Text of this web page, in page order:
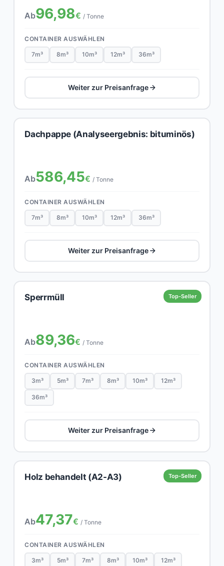
Ab96,98€ / Tonne
CONTAINER AUSWÄHLEN
7m³ 8m³ 10m³ 12m³ 36m³
Weiter zur Preisanfrage
Dachpappe (Analyseergebnis: bituminös)
Ab586,45€ / Tonne
CONTAINER AUSWÄHLEN
7m³ 8m³ 10m³ 12m³ 36m³
Weiter zur Preisanfrage
Top-Seller
Sperrmüll
Ab89,36€ / Tonne
CONTAINER AUSWÄHLEN
3m³ 5m³ 7m³ 8m³ 10m³ 12m³
36m³
Weiter zur Preisanfrage
Top-Seller
Holz behandelt (A2-A3)
Ab47,37€ / Tonne
CONTAINER AUSWÄHLEN
3m³ 5m³ 7m³ 8m³ 10m³ 12m³